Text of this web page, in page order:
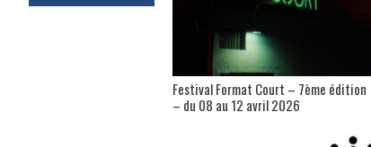
Festival Format Court – 7ème édition
– du 08 au 12 avril 2026